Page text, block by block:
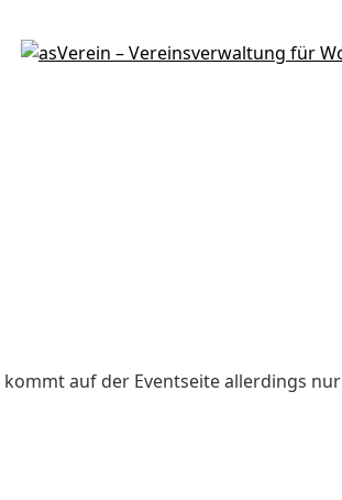
kommt auf der Eventseite allerdings nur